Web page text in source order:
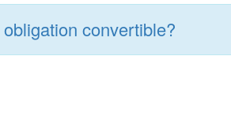
convertible?